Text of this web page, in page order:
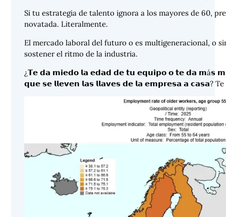
Si tu estrategia de talento ignora a los mayores de 60,
novatada. Literalmente.
El mercado laboral del futuro o es multigeneracional, o
sostener el ritmo de la industria.
¿𝗧𝗲 𝗱𝗮 𝗺𝗶𝗲𝗱𝗼 𝗹𝗮 𝗲𝗱𝗮𝗱 𝗱𝗲 𝘁𝘂 𝗲𝗾𝘂𝗶𝗽𝗼 𝗼 𝘁𝗲 𝗱𝗮 𝗺á𝘀
𝗾𝘂𝗲 𝘀𝗲 𝗹𝗹𝗲𝘃𝗲𝗻 𝗹𝗮𝘀 𝗹𝗹𝗮𝘃𝗲𝘀 𝗱𝗲 𝗹𝗮 𝗲𝗺𝗽𝗿𝗲𝘀𝗮 𝗮 𝗰𝗮𝘀𝗮? Te